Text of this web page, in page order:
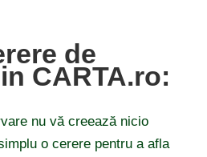
de
CARTA.ro:
nu vă creează nicio
o cerere pentru a afla